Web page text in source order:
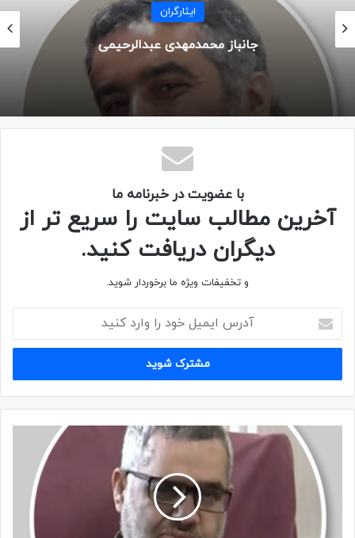
ایثارگران
جانباز محمدمهدی عبدالرحیمی
با عضویت در خبرنامه ما
آخرین مطالب سایت را سریع تر از
دیگران دریافت کنید.
و تخفیفات ویژه ما برخوردار شوید.